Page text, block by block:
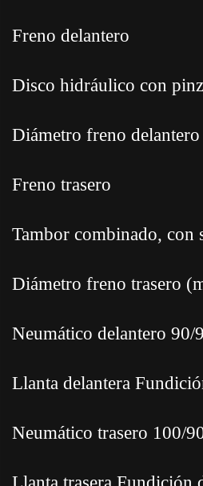
Freno delantero
Disco hidráulico con
Diámetro freno
Freno trasero
Tambor combinado, con
Diámetro freno trasero
Neumático delantero 90/
Llanta delantera
Neumático trasero 100/